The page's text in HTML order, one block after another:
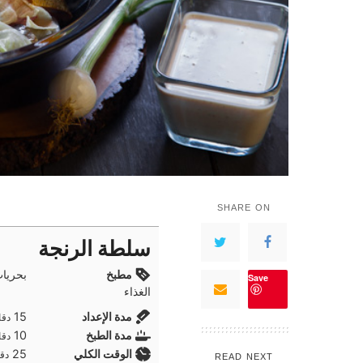
SHARE ON
Save
READ NEXT
سلطة الرنجة
مطبخ
الغذاء
مدة الإعداد
15
مدة الطبخ 10
الوقت الكلي 25